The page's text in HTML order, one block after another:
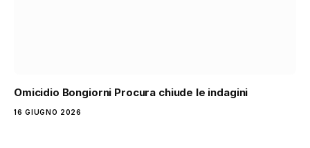
Omicidio Bongiorni Procura chiude le indagini
16 GIUGNO 2026